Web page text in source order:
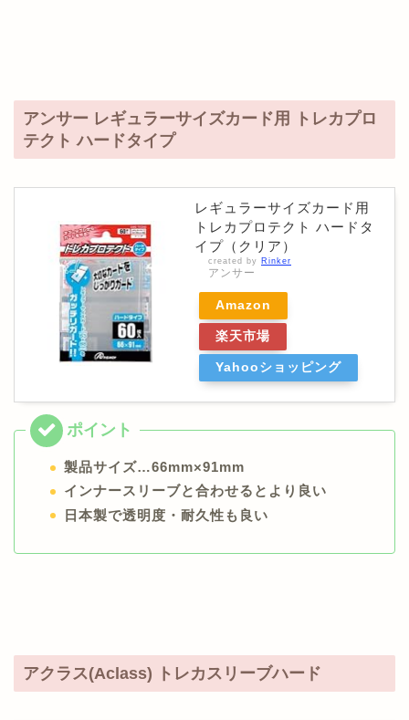
アンサー レギュラーサイズカード用 トレカプロ
テクト ハードタイプ
レギュラーサイズカード用
トレカプロテクト ハードタ
イプ（クリア）
created by Rinker
アンサー
Amazon
楽天市場
Yahooショッピング
製品サイズ…66mm×91mm
インナースリーブと合わせるとより良い
日本製で透明度・耐久性も良い
アクラス(Aclass) トレカスリーブハード